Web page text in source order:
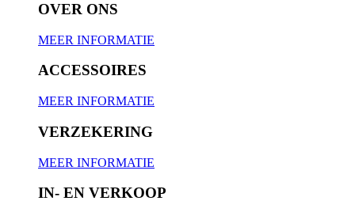
OVER ONS
MEER INFORMATIE
ACCESSOIRES
MEER INFORMATIE
VERZEKERING
MEER INFORMATIE
IN- EN VERKOOP